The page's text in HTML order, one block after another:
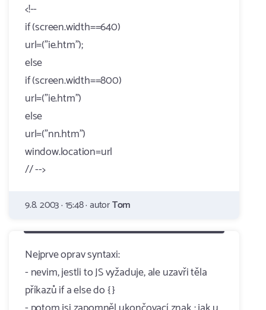
<!--
if (screen.width==640)
url=("ie.htm");
else
if (screen.width==800)
url=("ie.htm")
else
url=("nn.htm")
window.location=url
// -->
9.8. 2003 · 15:48 · autorTom
Nejprve oprav syntaxi:
- nevim, jestli to JS vyžaduje, ale uzavři těla
příkazů if a else do { }